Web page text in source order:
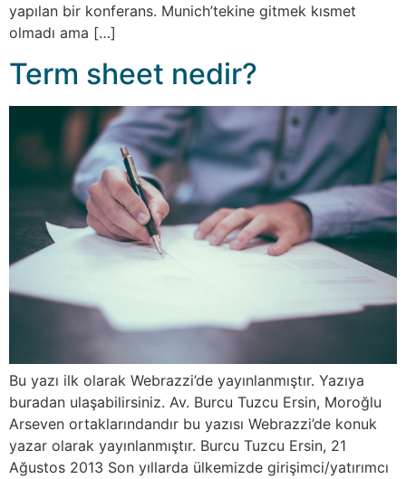
yapılan bir konferans. Munich’tekine gitmek kısmet
olmadı ama […]
Term sheet nedir?
Bu yazı ilk olarak Webrazzi’de yayınlanmıştır. Yazıya
buradan ulaşabilirsiniz. Av. Burcu Tuzcu Ersin, Moroğlu
Arseven ortaklarındandır bu yazısı Webrazzi’de konuk
yazar olarak yayınlanmıştır. Burcu Tuzcu Ersin, 21
Ağustos 2013 Son yıllarda ülkemizde girişimci/yatırımcı